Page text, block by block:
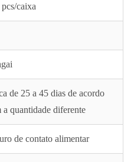
caixa
de 25 a 45 dias de acordo
a quantidade diferente
de contato alimentar